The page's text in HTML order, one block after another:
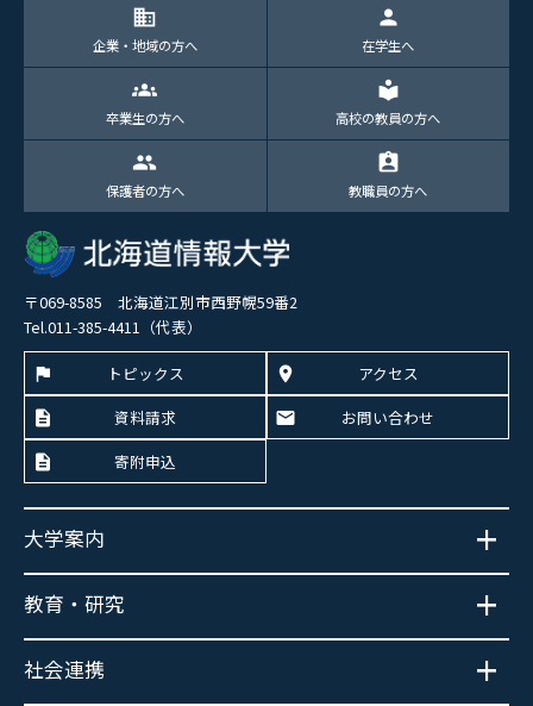
domain
企業・地域の方へ
person
在学生へ
groups
卒業生の方へ
local_library
高校の教員の方へ
group
保護者の方へ
assignment_ind
教職員の方へ
〒069-8585 北海道江別市西野幌59番2
Tel.011-385-4411（代表）
トピックス
アクセス
資料請求
お問い合わせ
寄附申込
大学案内
教育・研究
社会連携